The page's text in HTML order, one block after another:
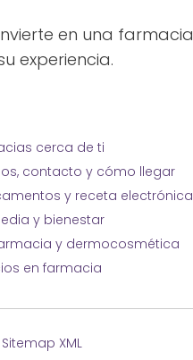
en una farmacia
experiencia.
cerca de ti
contacto y cómo llegar
y receta electrónica
y bienestar
y dermocosmética
en farmacia
Sitemap XML